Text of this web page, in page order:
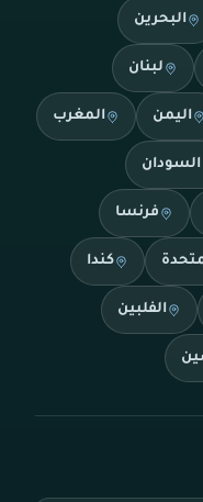
البحرين
لبنان
اليمن المغرب
السودان
فرنسا
كندا
الفلبين